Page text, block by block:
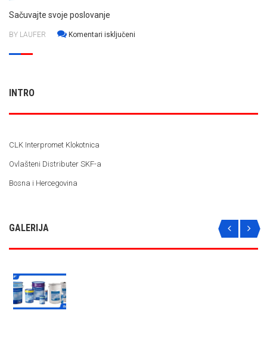
Sačuvajte svoje poslovanje
BY LAUFER Komentari isključeni
INTRO
CLK Interpromet Klokotnica
Ovlašteni Distributer SKF-a
Bosna i Hercegovina
GALERIJA